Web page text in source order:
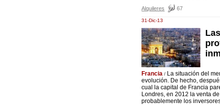
Alquileres 67
31-Dic-13
Francia / La situación del
evolución. De hecho,
cual la capital de Francia
Londres, en 2012 la venta
probablemente los